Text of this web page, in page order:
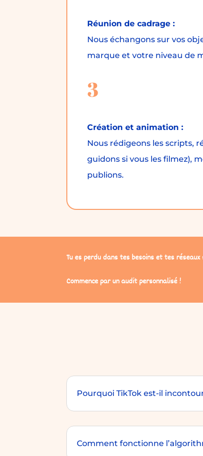
Réunion de cadrage :
Nous échangons sur vos
marque et votre niveau de
3
Création et animation :
Nous rédigeons les scripts,
guidons si vous les filmez),
publions.
Tu es perdu dans tes besoins et tes réseaux
Commence par un audit personnalisé !
Pourquoi TikTok est-il
Comment fonctionne